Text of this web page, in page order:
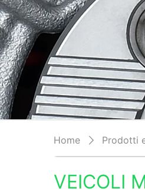
Home Prodotti
VEICOLI